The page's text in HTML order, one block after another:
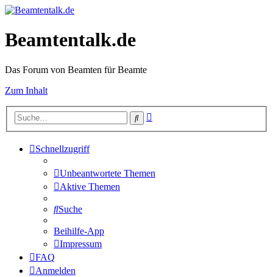
Beamtentalk.de
Das Forum von Beamten für Beamte
Zum Inhalt
Suche
Schnellzugriff
Unbeantwortete Themen
Aktive Themen
Suche
Beihilfe-App
Impressum
FAQ
Anmelden